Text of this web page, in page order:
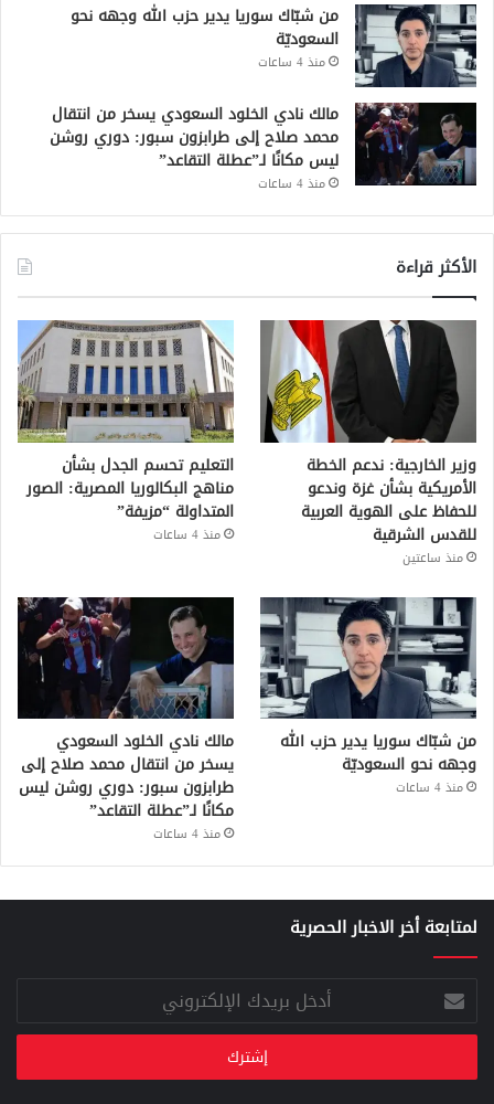
من شبّاك سوريا يدير حزب الله وجهه نحو
السعوديّة
منذ 4 ساعات
مالك نادي الخلود السعودي يسخر من انتقال
محمد صلاح إلى طرابزون سبور: دوري روشن
ليس مكانًا لـ”عطلة التقاعد”
منذ 4 ساعات
الأكثر قراءة
وزير الخارجية: ندعم الخطة
الأمريكية بشأن غزة وندعو
للحفاظ على الهوية العربية
للقدس الشرقية
منذ ساعتين
التعليم تحسم الجدل بشأن
مناهج البكالوريا المصرية: الصور
المتداولة “مزيفة”
منذ 4 ساعات
من شبّاك سوريا يدير حزب الله
وجهه نحو السعوديّة
منذ 4 ساعات
مالك نادي الخلود السعودي
يسخر من انتقال محمد صلاح إلى
طرابزون سبور: دوري روشن ليس
مكانًا لـ”عطلة التقاعد”
منذ 4 ساعات
لمتابعة أخر الاخبار الحصرية
أدخل
بريدك
الإلكتروني